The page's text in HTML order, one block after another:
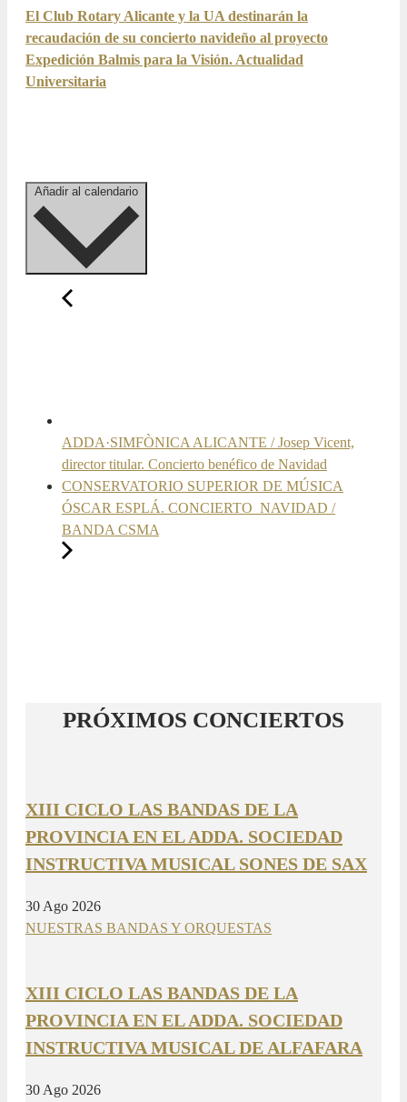
El Club Rotary Alicante y la UA destinarán la
recaudación de su concierto navideño al proyecto
Expedición Balmis para la Visión. Actualidad
Universitaria
ADDA·SIMFÒNICA ALICANTE / Josep Vicent,
director titular. Concierto benéfico de Navidad
CONSERVATORIO SUPERIOR DE MÚSICA
ÓSCAR ESPLÁ. CONCIERTO NAVIDAD /
BANDA CSMA
PRÓXIMOS CONCIERTOS
XIII CICLO LAS BANDAS DE LA
PROVINCIA EN EL ADDA. SOCIEDAD
INSTRUCTIVA MUSICAL SONES DE SAX
30 Ago 2026
NUESTRAS BANDAS Y ORQUESTAS
XIII CICLO LAS BANDAS DE LA
PROVINCIA EN EL ADDA. SOCIEDAD
INSTRUCTIVA MUSICAL DE ALFAFARA
30 Ago 2026